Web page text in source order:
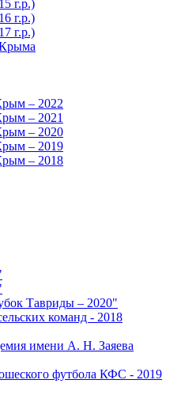
г.р.)
г.р.)
г.р.)
– 2022
– 2021
– 2020
– 2019
– 2018
Тавриды – 2020"
команд - 2018
имени А. Н. Заяева
футбола КФС - 2019